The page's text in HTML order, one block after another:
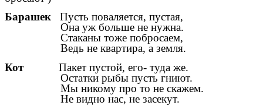
Барашек Пусть поваляется, пустая,
Она уж больше не нужна.
Стаканы тоже побросаем,
Ведь не квартира, а земля.
Кот Пакет пустой, его- туда же.
Остатки рыбы пусть гниют.
Мы никому про то не скажем.
Не видно нас, не засекут.